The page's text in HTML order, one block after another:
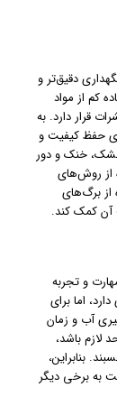
دقیق‌تر و
کم از مواد
قرار دارد. به
حفظ کیفیت و
خشک، خنک و دور
از روش‌های
از برگ‌های
کمک کند.
و تجربه
اما برای
آب و زمان
باشد،
بنابراین،
به برخی دیگر